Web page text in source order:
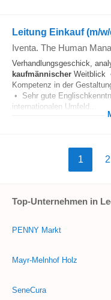
Leitung Einkauf (m/
Iventa. The Human
Verhandlungsgeschick,
kaufmännischer Weitblick
Kompetenz in der
• Sehr gute
internationalen Umfeld...
1 2
Top-Unternehmen in
PENNY Markt
Mayr-Melnhof Holz
SeneCura